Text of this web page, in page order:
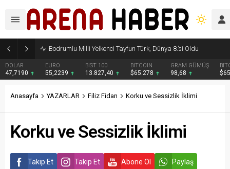
Bodrumlu Milli Yelkenci Tayfun Türk, Dünya 8.’si Oldu
DOLAR
47,7190
EURO
55,2239
BIST 100
13.827,40
BITCOIN
$65.278
GRAM GÜMÜŞ
98,68
Anasayfa YAZARLAR Filiz Fidan Korku ve Sessizlik İklimi
Korku ve Sessizlik İklimi
Takip Et Takip Et Abone Ol Paylaş